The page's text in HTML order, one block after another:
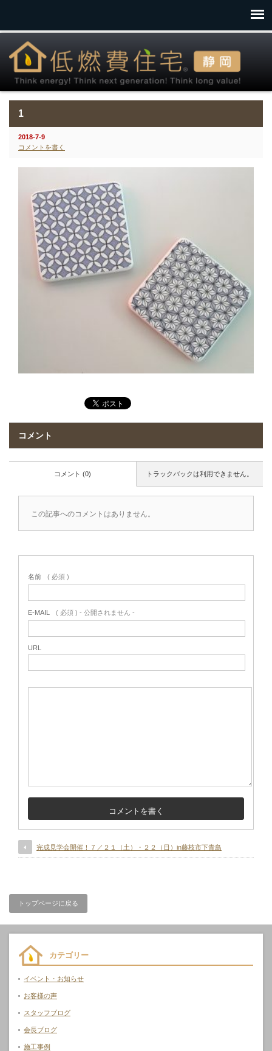
1
2018-7-9
コメントを書く
コメント
トラックバックは利用できません。
コメント (0)
この記事へのコメントはありません。
名前 ( 必須 )
E-MAIL ( 必須 ) - 公開されません -
URL
完成見学会開催！７／２１（土）・２２（日）in藤枝市下青島
トップページに戻る
カテゴリー
イベント・お知らせ
お客様の声
スタッフブログ
会長ブログ
施工事例